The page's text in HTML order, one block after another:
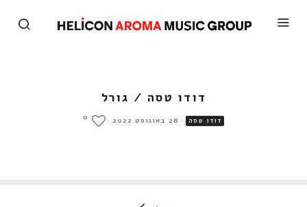
דודו טסה / גורל
דודו טסה · 28 באוגוסט 2022 ·
0